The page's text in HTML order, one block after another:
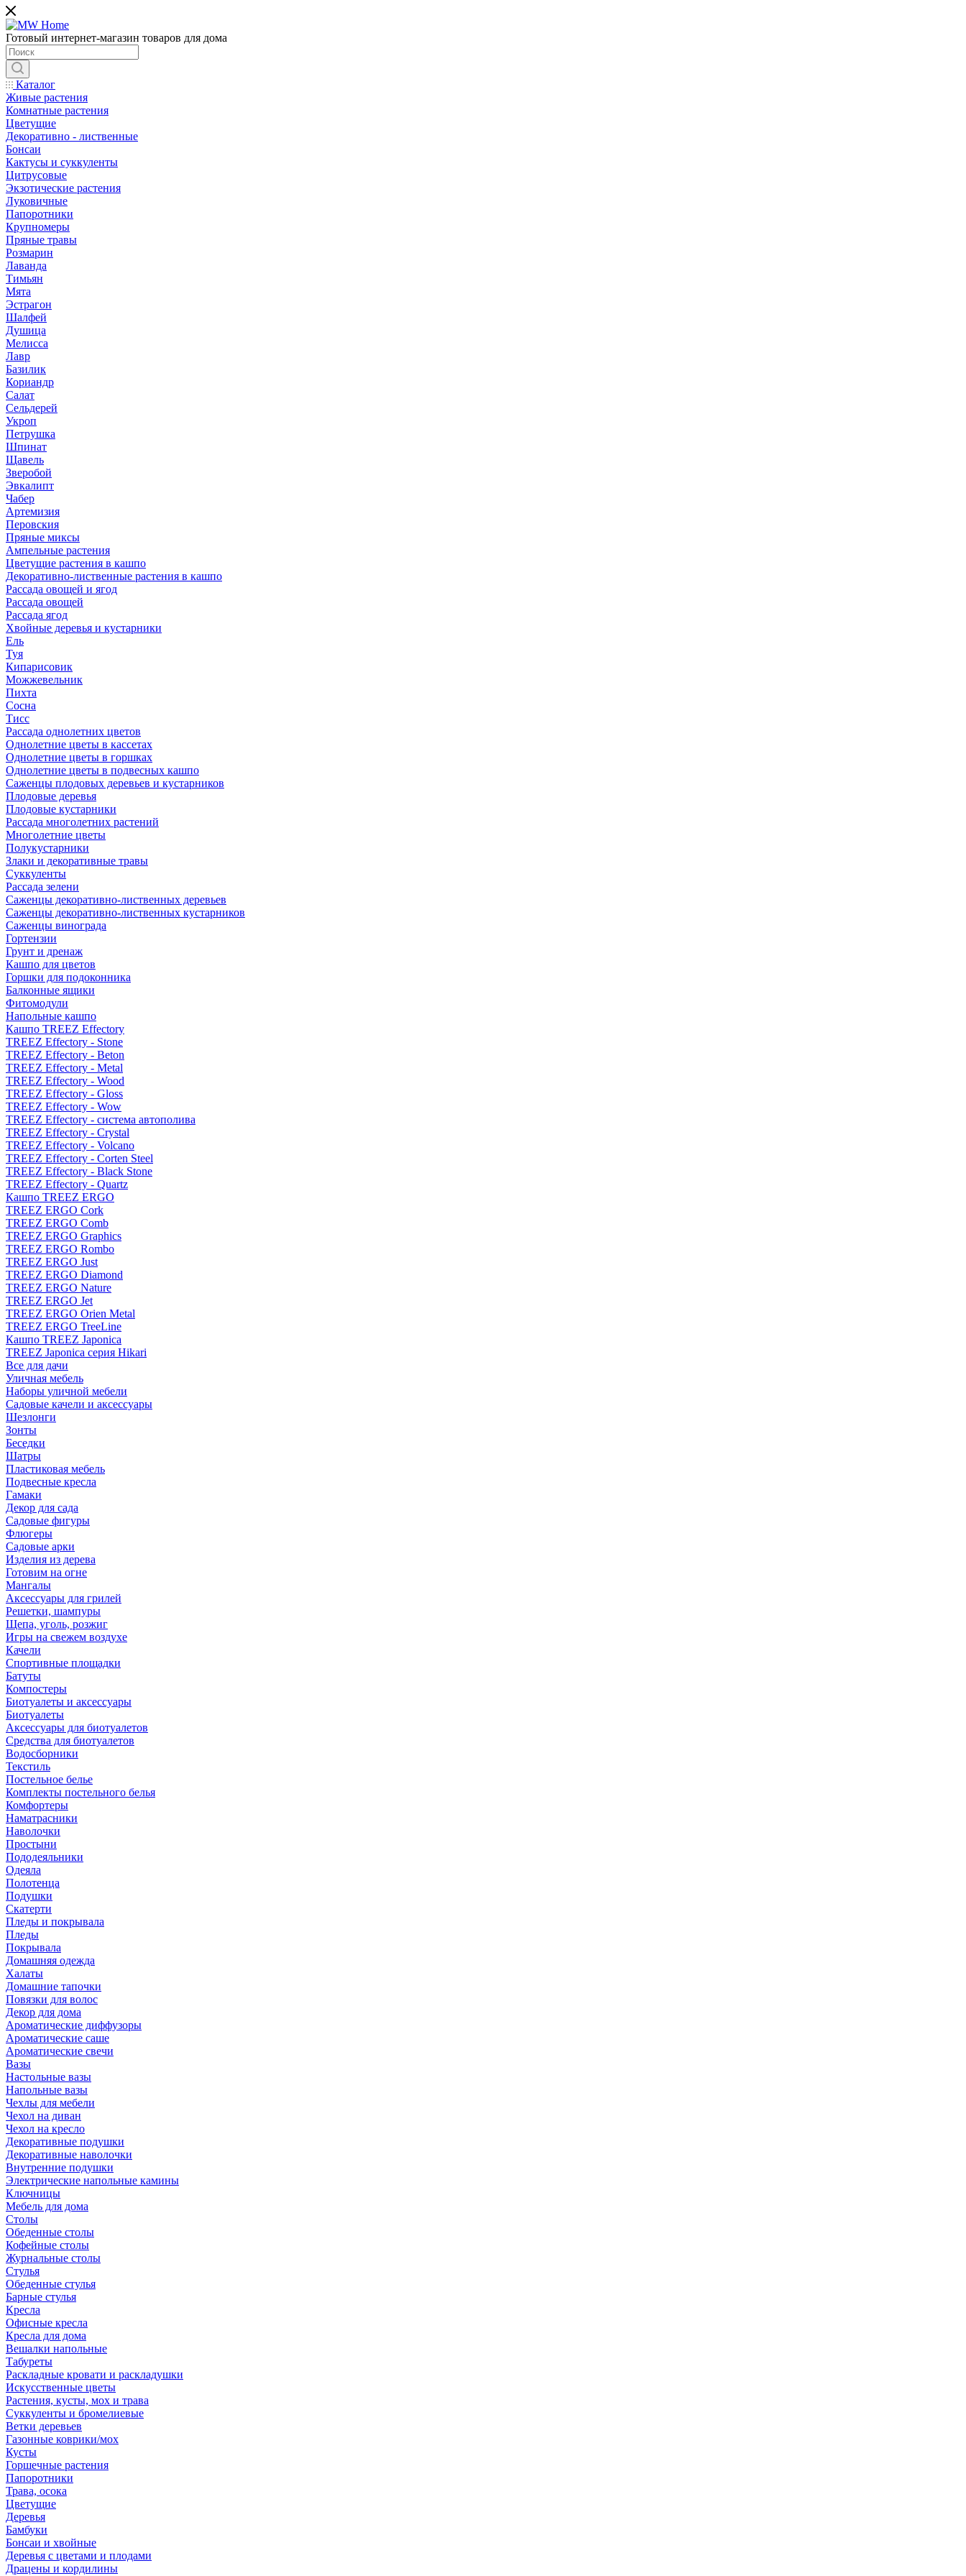
Готовый интернет-магазин товаров для дома
Каталог
Живые растения
Комнатные растения
Цветущие
Декоративно - лиственные
Бонсаи
Кактусы и суккуленты
Цитрусовые
Экзотические растения
Луковичные
Папоротники
Крупномеры
Пряные травы
Розмарин
Лаванда
Тимьян
Мята
Эстрагон
Шалфей
Душица
Мелисса
Лавр
Базилик
Кориандр
Салат
Сельдерей
Укроп
Петрушка
Шпинат
Щавель
Зверобой
Эвкалипт
Чабер
Артемизия
Перовския
Пряные миксы
Ампельные растения
Цветущие растения в кашпо
Декоративно-лиственные растения в кашпо
Рассада овощей и ягод
Рассада овощей
Рассада ягод
Хвойные деревья и кустарники
Ель
Туя
Кипарисовик
Можжевельник
Пихта
Сосна
Тисc
Рассада однолетних цветов
Однолетние цветы в кассетах
Однолетние цветы в горшках
Однолетние цветы в подвесных кашпо
Саженцы плодовых деревьев и кустарников
Плодовые деревья
Плодовые кустарники
Рассада многолетних растений
Многолетние цветы
Полукустарники
Злаки и декоративные травы
Суккуленты
Рассада зелени
Саженцы декоративно-лиственных деревьев
Саженцы декоративно-лиственных кустарников
Саженцы винограда
Гортензии
Грунт и дренаж
Кашпо для цветов
Горшки для подоконника
Балконные ящики
Фитомодули
Напольные кашпо
Кашпо TREEZ Effectory
TREEZ Effectory - Stone
TREEZ Effectory - Beton
TREEZ Effectory - Metal
TREEZ Effectory - Wood
TREEZ Effectory - Gloss
TREEZ Effectory - Wow
TREEZ Effectory - система автополива
TREEZ Effectory - Crystal
TREEZ Effectory - Volcano
TREEZ Effectory - Corten Steel
TREEZ Effectory - Black Stone
TREEZ Effectory - Quartz
Кашпо TREEZ ERGO
TREEZ ERGO Cork
TREEZ ERGO Comb
TREEZ ERGO Graphics
TREEZ ERGO Rombo
TREEZ ERGO Just
TREEZ ERGO Diamond
TREEZ ERGO Nature
TREEZ ERGO Jet
TREEZ ERGO Orien Metal
TREEZ ERGO TreeLine
Кашпо TREEZ Japonica
TREEZ Japonica серия Hikari
Все для дачи
Уличная мебель
Наборы уличной мебели
Садовые качели и аксессуары
Шезлонги
Зонты
Беседки
Шатры
Пластиковая мебель
Подвесные кресла
Гамаки
Декор для сада
Садовые фигуры
Флюгеры
Садовые арки
Изделия из дерева
Готовим на огне
Мангалы
Аксессуары для грилей
Решетки, шампуры
Щепа, уголь, розжиг
Игры на свежем воздухе
Качели
Спортивные площадки
Батуты
Компостеры
Биотуалеты и аксессуары
Биотуалеты
Аксессуары для биотуалетов
Средства для биотуалетов
Водосборники
Текстиль
Постельное белье
Комплекты постельного белья
Комфортеры
Наматрасники
Наволочки
Простыни
Пододеяльники
Одеяла
Полотенца
Подушки
Скатерти
Пледы и покрывала
Пледы
Покрывала
Домашняя одежда
Халаты
Домашние тапочки
Повязки для волос
Декор для дома
Ароматические диффузоры
Ароматические саше
Ароматические свечи
Вазы
Настольные вазы
Напольные вазы
Чехлы для мебели
Чехол на диван
Чехол на кресло
Декоративные подушки
Декоративные наволочки
Внутренние подушки
Электрические напольные камины
Ключницы
Мебель для дома
Столы
Обеденные столы
Кофейные столы
Журнальные столы
Стулья
Обеденные стулья
Барные стулья
Кресла
Офисные кресла
Кресла для дома
Вешалки напольные
Табуреты
Раскладные кровати и раскладушки
Искусственные цветы
Растения, кусты, мох и трава
Суккуленты и бромелиевые
Ветки деревьев
Газонные коврики/мох
Кусты
Горшечные растения
Папоротники
Трава, осока
Цветущие
Деревья
Бамбуки
Бонсаи и хвойные
Деревья с цветами и плодами
Драцены и кордилины